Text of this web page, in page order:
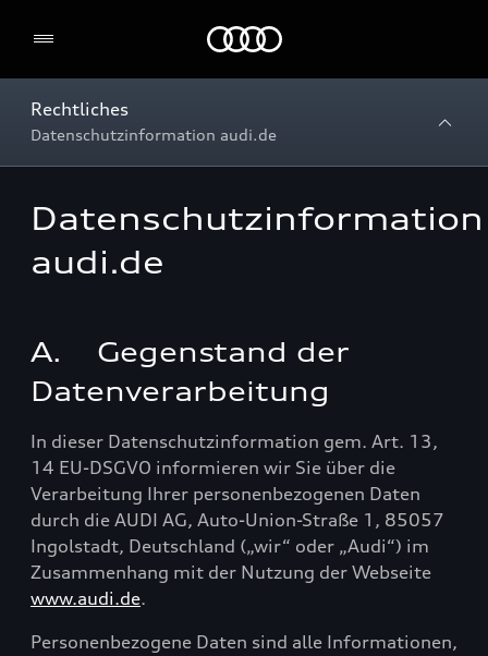
Rechtliches
Datenschutzinformation audi.de
Datenschutzinformation
audi.de
A. Gegenstand der
Datenverarbeitung
In dieser Datenschutzinformation gem. Art. 13,
14 EU-DSGVO informieren wir Sie über die
Verarbeitung Ihrer personenbezogenen Daten
durch die AUDI AG, Auto-Union-Straße 1, 85057
Ingolstadt, Deutschland („wir“ oder „Audi“) im
Zusammenhang mit der Nutzung der Webseite
www.audi.de.
Personenbezogene Daten sind alle Informationen,